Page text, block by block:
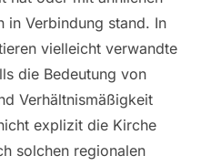
in Verbindung stand. In
vielleicht verwandte
die Bedeutung von
Verhältnismäßigkeit
explizit die Kirche
solchen regionalen